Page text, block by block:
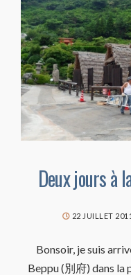
Deux jours à
22 JUILLET 2011
Bonsoir, je suis
Beppu (別府) dans la